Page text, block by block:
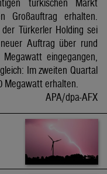
türkischen Markt
Großauftrag erhalten.
der Türkerler Holding sei
Auftrag über rund
Megawatt eingegangen,
Im zweiten Quartal
Megawatt erhalten.
APA/dpa-AFX